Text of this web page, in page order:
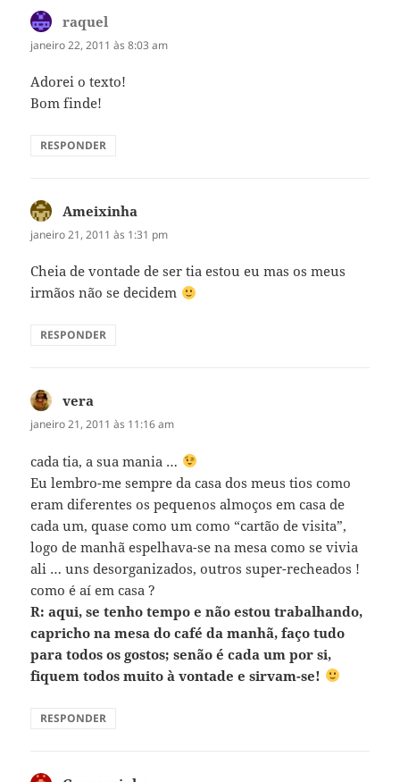
raquel
janeiro 22, 2011 às 8:03 am
Adorei o texto!
Bom finde!
RESPONDER
Ameixinha
janeiro 21, 2011 às 1:31 pm
Cheia de vontade de ser tia estou eu mas os meus
irmãos não se decidem
RESPONDER
vera
janeiro 21, 2011 às 11:16 am
cada tia, a sua mania …
Eu lembro-me sempre da casa dos meus tios como
eram diferentes os pequenos almoços em casa de
cada um, quase como um como “cartão de visita”,
logo de manhã espelhava-se na mesa como se vivia
ali … uns desorganizados, outros super-recheados !
como é aí em casa ?
R: aqui, se tenho tempo e não estou trabalhando,
capricho na mesa do café da manhã, faço tudo
para todos os gostos; senão é cada um por si,
fiquem todos muito à vontade e sirvam-se!
RESPONDER